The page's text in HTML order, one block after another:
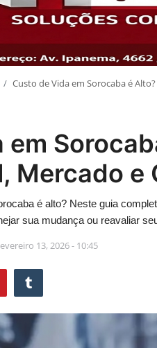
Custo de Vida em Sorocaba é
Mercado e
é alto? Neste guia
sua mudança ou reavaliar
13, 2026 - 10:45